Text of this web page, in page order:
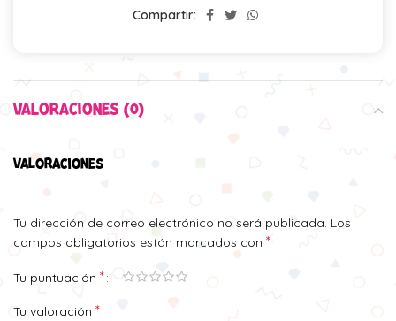
Compartir:
VALORACIONES (0)
VALORACIONES
Tu dirección de correo electrónico no será publicada. Los
campos obligatorios están marcados con *
Tu puntuación *
Tu valoración *